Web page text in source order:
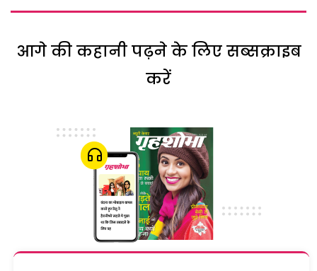
आगे की कहानी पढ़ने के लिए सब्सक्राइब
करें